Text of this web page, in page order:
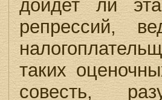
дойдет ли
репрессий,
таких
совесть,